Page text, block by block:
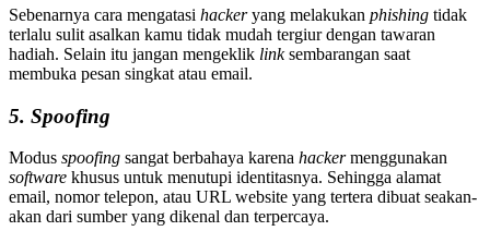
Sebenarnya cara mengatasi hackeryang melakukan phishing tidak
terlalu sulit asalkan kamu tidak mudah tergiur dengan tawaran
hadiah. Selain itu jangan mengeklik linksembarangan saat
membuka pesan singkat atau email.
5. Spoofing
Modus spoofing sangat berbahaya karena hackermenggunakan
software khusus untuk menutupi identitasnya. Sehingga alamat
email, nomor telepon, atau URL website yang tertera dibuat seakan-
akan dari sumber yang dikenal dan terpercaya.